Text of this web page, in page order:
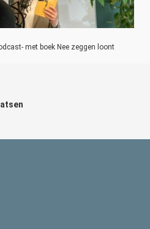
met boek Nee zeggen loont